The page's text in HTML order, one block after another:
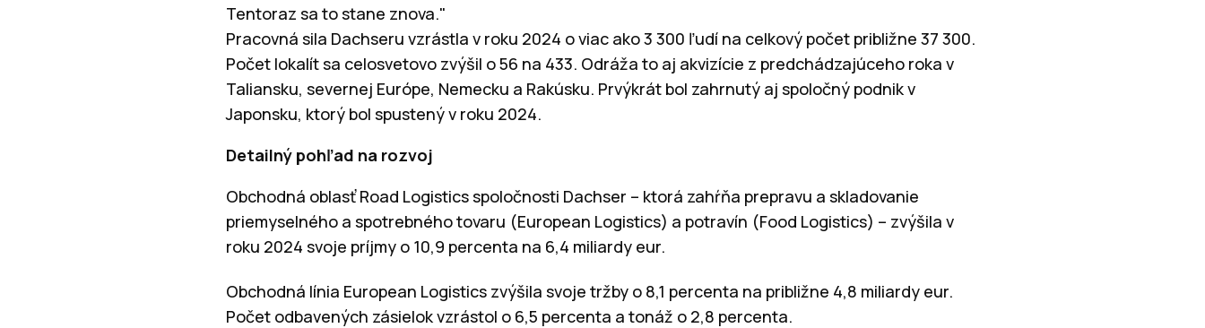
Tentoraz sa to stane znova."
Pracovná sila Dachseru vzrástla v roku 2024 o viac ako 3 300 ľudí na celkový počet približne 37 300.
Počet lokalít sa celosvetovo zvýšil o 56 na 433. Odráža to aj akvizície z predchádzajúceho roka v
Taliansku, severnej Európe, Nemecku a Rakúsku. Prvýkrát bol zahrnutý aj spoločný podnik v
Japonsku, ktorý bol spustený v roku 2024.
Detailný pohľad na rozvoj
Obchodná oblasť Road Logistics spoločnosti Dachser – ktorá zahŕňa prepravu a skladovanie
priemyselného a spotrebného tovaru (European Logistics) a potravín (Food Logistics) – zvýšila v
roku 2024 svoje príjmy o 10,9 percenta na 6,4 miliardy eur.
Obchodná línia European Logistics zvýšila svoje tržby o 8,1 percenta na približne 4,8 miliardy eur.
Počet odbavených zásielok vzrástol o 6,5 percenta a tonáž o 2,8 percenta.